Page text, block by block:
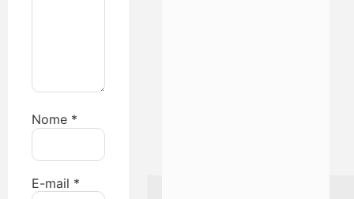
Nome *
E-mail *